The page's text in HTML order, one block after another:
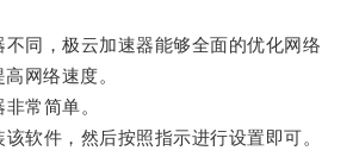
，极云加速器能够全面的优化网络
网络速度。
常简单。
件，然后按照指示进行设置即可。